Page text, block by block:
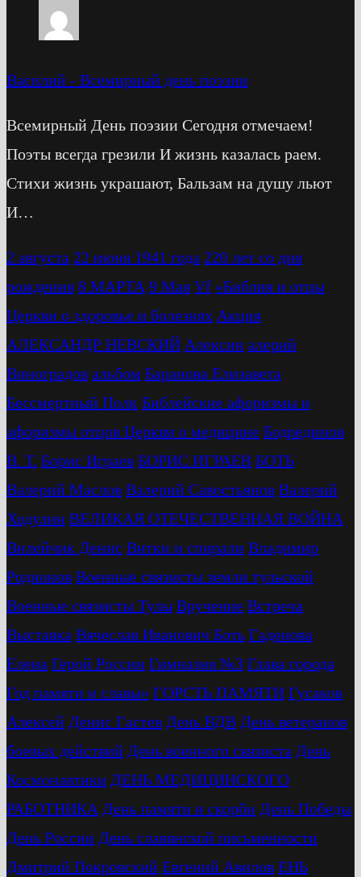
Василий - Всемирный день поэзии
Всемирный День поэзии Сегодня отмечаем!
Поэты всегда грезили И жизнь казалась раем.
Стихи жизнь украшают, Бальзам на душу льют
И…
2 августа 22 июня 1941 года 220 лет со дня
рождения 8 МАРТА 9 Мая Vf »Библия и отцы
Церкви о здоровье и болезнях Акция
АЛЕКСАНДР НЕВСКИЙ Алексин алерий
Виноградов альбом Баранова Елизавета
Бессмертный Полк Библейские афоризмы и
афоризмы отцов Церкви о медицине Бодрединов
В. Т. Бориc Играев БОРИС ИГРАЕВ БОТЬ
Валерий Маслов Валерий Савостьянов Валерий
Ходулин ВЕЛИКАЯ ОТЕЧЕСТВЕННАЯ ВОЙНА
Вилейчик Денис Витки и спирали Владимир
Родионов Военные связисты земли тульской
Военные связисты Тулы Вручение Встреча
Выставка Вячеслав Иванович Боть Гаденова
Елена Герой России Гимназия №3 Глава города
Год памяти и славы» ГОРСТЬ ПАМЯТИ Гусаков
Алексей Денис Гастев День ВДВ День ветеранов
боевых действий День военного связиста День
Космонавтики ДЕНЬ МЕДИЦИНСКОГО
РАБОТНИКА День памяти и скорби День Победы
День России День славянской письменности
Дмитрий Покровский Евгений Авилов ЕНЬ